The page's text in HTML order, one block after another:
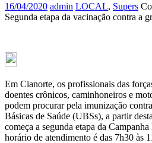
16/04/2020 admin LOCAL, Supers
Segunda etapa da vacinação contra a
Em Cianorte, os profissionais das
doentes crônicos, caminhoneiros e
podem procurar pela imunização
Básicas de Saúde (UBSs), a partir
começa a segunda etapa da
horário de atendimento é das 7h30 às